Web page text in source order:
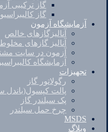
گاز ترکیبی
گاز
آزمایشگاه آزمون
آنالیزگازهای خالص
آنالیز گازهای مخلوط
آزمون در سایت
آزمایشگاه
تجهیزات
رگولاتور گاز
پالت کپسول(باندل
پک سیلندر گاز
چرخ حمل سیلندر
MSDS
وبلاگ